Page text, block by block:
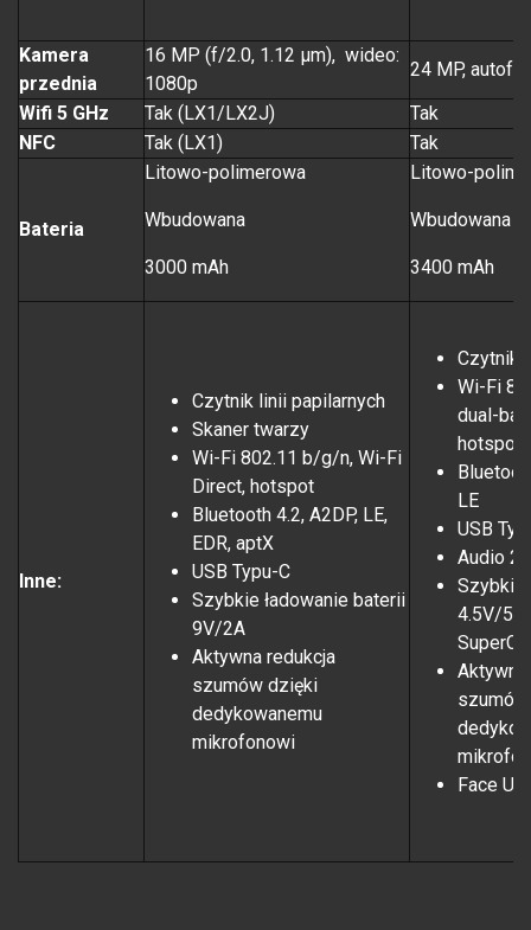
Kamera
przednia
16 MP (f/2.0, 1.12 µm), wideo:
1080p
24 MP,
Wifi 5 GHz
Tak (LX1/LX2J)
Tak
NFC
Tak (LX1) Tak
Bateria
Litowo-polimerowa
Wbudowana
3000 mAh
Litowo-
Wbudowana
3400 mAh
Inne:
Czytnik linii papilarnych
Skaner twarzy
Wi-Fi 802.11 b/g/n, Wi-Fi
Direct, hotspot
Bluetooth 4.2, A2DP, LE,
EDR, aptX
USB Typu-C
Szybkie ładowanie baterii
9V/2A
Aktywna redukcja
szumów dzięki
dedykowanemu
mikrofonowi
Czytnik
Wi-Fi
dual-
hotspot
LE
USB
Audio
Szybkie
4.5V/5A
Face